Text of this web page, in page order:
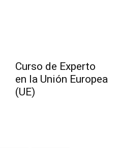
Curso de Experto
en la Unión Europea
(UE)